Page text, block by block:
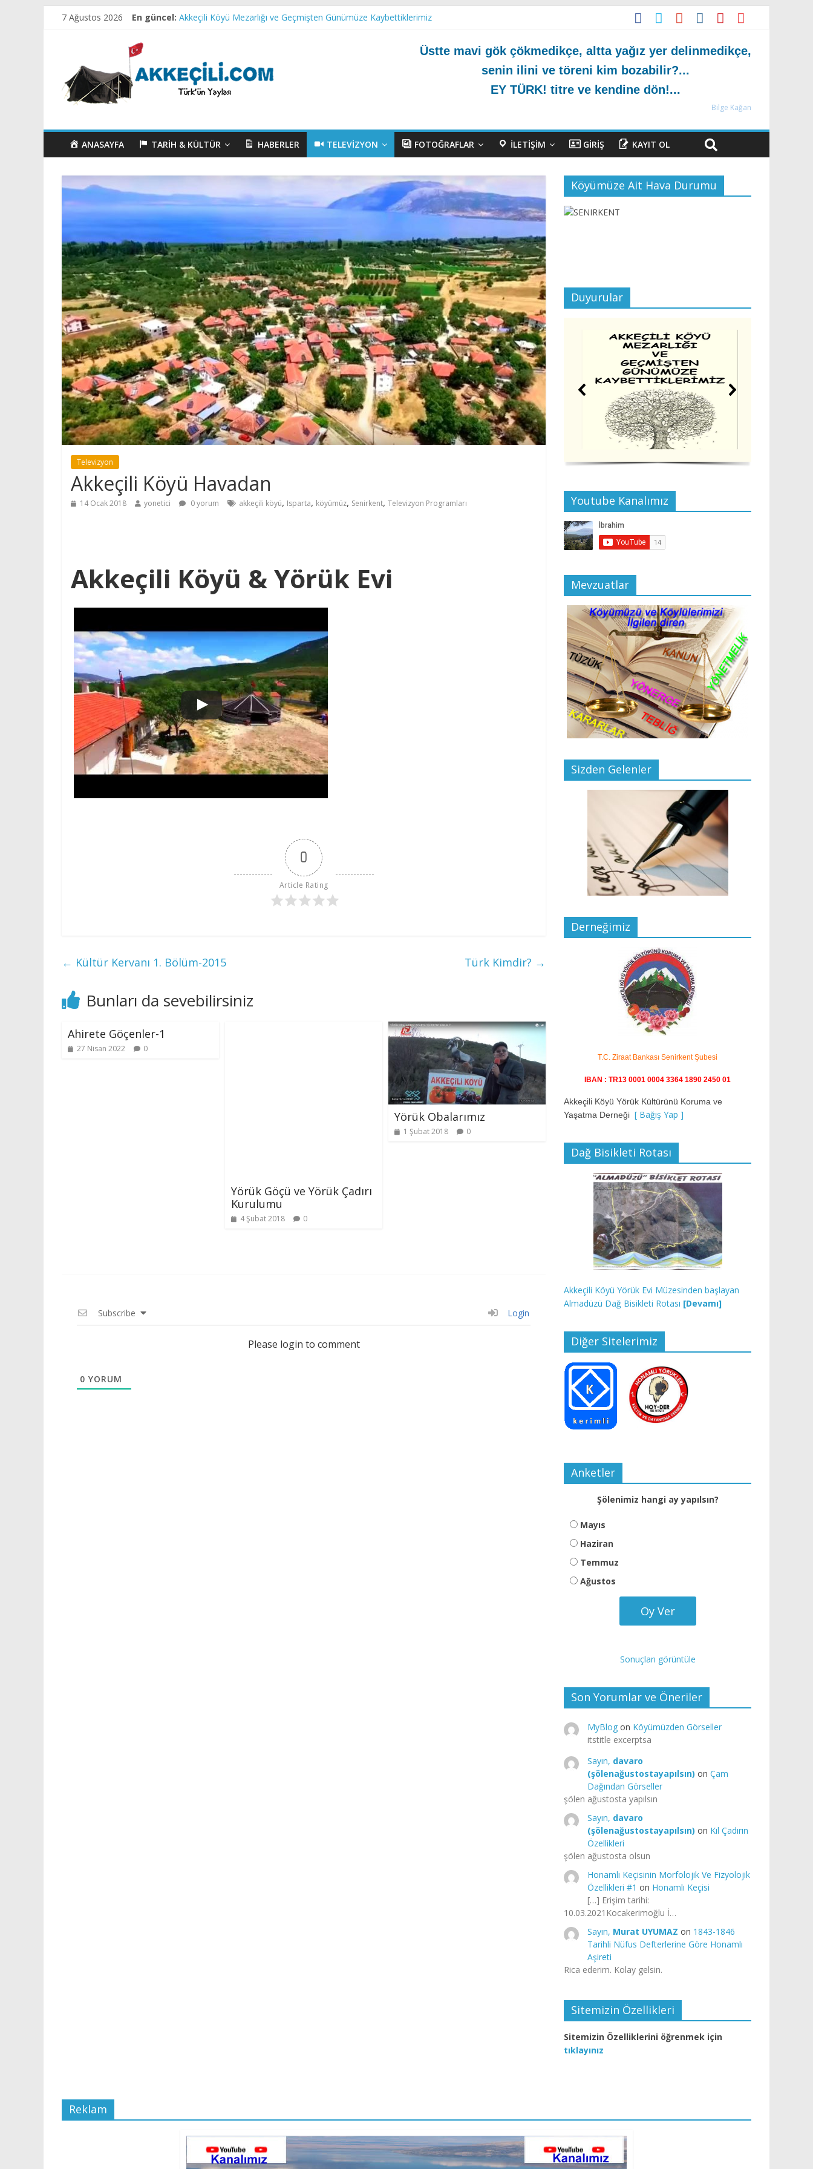
7 Ağustos 2026 En güncel: Test yazı
Ahirete Göçenler-1
Üstte mavi gök çökmedikçe, altta yağız yer delinmedikçe,
senin ilini ve töreni kim bozabilir?...
EY TÜRK! titre ve kendine dön!...
Bilge Kağan
ANASAYFA TARIH & KÜLTÜR HABERLER TELEVIZYON FOTOĞRAFLAR İLETIŞIM GIRIŞ KAYIT OL
Televizyon
Akkeçili Köyü Havadan
14 Ocak 2018 yonetici 0 yorum akkeçili köyü, Isparta, köyümüz, Senirkent, Televizyon Programları
Akkeçili Köyü &Yörük Evi
Watch this video on
YouTube
0
Article Rating
← Kültür Kervanı 1. Bölüm-2015 Türk Kimdir? →
Bunları da sevebilirsiniz
Ahirete Göçenler-1
27 Nisan 2022 0
Yörük Obalarımız
1 Şubat 2018 0
Köyümüze Ait Hava Durumu
Duyurular
Youtube Kanalımız
Mevzuatlar
Sizden Gelenler
Derneğimiz
T.C. Ziraat Bankası Senirkent Şubesi
IBAN : TR13 0001 0004 3364 1890 2450 01
Akkeçili Köyü Yörük Kültürünü Koruma ve
Yaşatma Derneği [ Bağış Yap ]
Dağ Bisikleti Rotası
Akkeçili Köyü Yörük Evi Müzesinden başlayan
Almadüzü Dağ Bisikleti Rotası [Devamı]
Diğer Sitelerimiz
Anketler
Şölenimiz hangi ay yapılsın?
Mayıs
Haziran
Temmuz
Ağustos
Sonuçları görüntüle
Son Yorumlar ve Öneriler
MyBlog on Köyümüzden Görseller
itstitle excerptsa
Sayın, davaro
(şölenağustostayapılsın) on Çam
Dağından Görseller
şölen ağustosta yapılsın
Sayın, davaro
(şölenağustostayapılsın) on Kıl Çadırın
Özellikleri
şölen ağustosta olsun
Honamlı Keçisinin Morfolojik Ve Fizyolojik
Özellikleri #1 on Honamlı Keçisi
[…] Erişim tarihi:
10.03.2021Kocakerimoğlu İ…
Sayın, Murat UYUMAZ on 1843-1846
Tarihli Nüfus Defterlerine Göre Honamlı
Aşireti
Rica ederim. Kolay gelsin.
Sitemizin Özellikleri
Sitemizin Özelliklerini öğrenmek için
tıklayınız
Reklam